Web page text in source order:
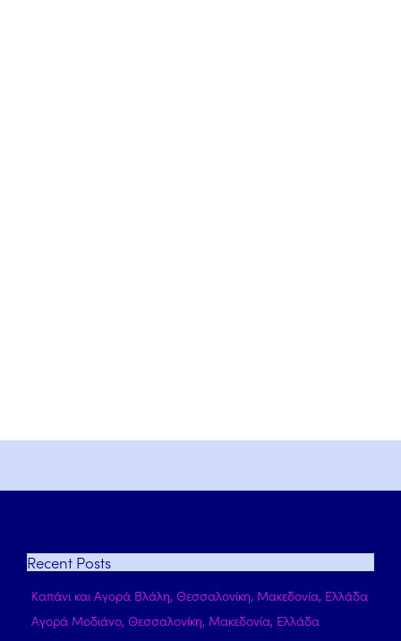
Recent Posts
Καπάνι και Αγορά Βλάλη, Θεσσαλονίκη, Μακεδονία, Ελλάδα
Αγορά Μοδιάνο, Θεσσαλονίκη, Μακεδονία, Ελλάδα